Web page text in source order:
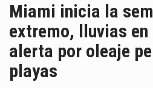
Miami inicia la
extremo, lluvias
alerta por oleaje
playas